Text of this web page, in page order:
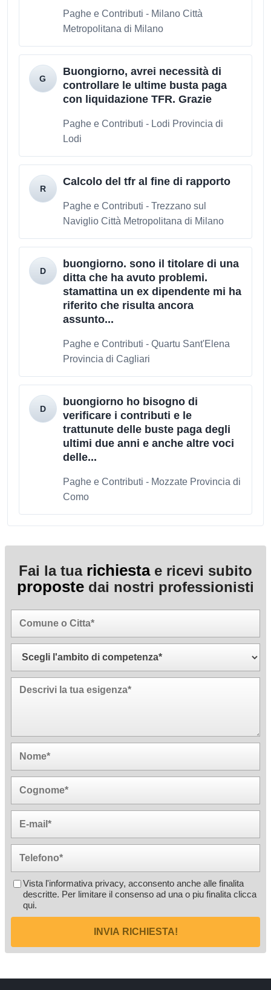
Paghe e Contributi - Milano Città
Metropolitana di Milano
Buongiorno, avrei necessità di
controllare le ultime busta paga
con liquidazione TFR. Grazie
Paghe e Contributi - Lodi Provincia di
Lodi
Calcolo del tfr al fine di rapporto
Paghe e Contributi - Trezzano sul
Naviglio Città Metropolitana di Milano
buongiorno. sono il titolare di una
ditta che ha avuto problemi.
stamattina un ex dipendente mi ha
riferito che risulta ancora
assunto...
Paghe e Contributi - Quartu Sant'Elena
Provincia di Cagliari
buongiorno ho bisogno di
verificare i contributi e le
trattunute delle buste paga degli
ultimi due anni e anche altre voci
delle...
Paghe e Contributi - Mozzate Provincia di
Como
Fai la tua richiestae ricevi subito
proposte dai nostri professionisti
Vista l'informativa privacy, acconsento anche alle finalita
descritte. Per limitare il consenso ad una o piu finalita clicca
qui.
INVIA RICHIESTA!